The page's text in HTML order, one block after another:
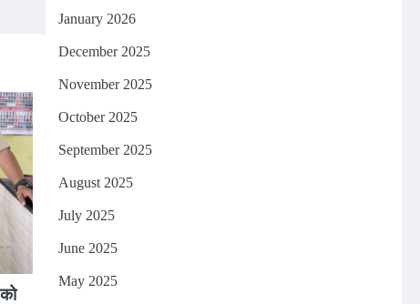
January 2026
December 2025
November 2025
October 2025
September 2025
August 2025
July 2025
June 2025
May 2025